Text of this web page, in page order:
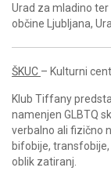
Urad za mladino
občine Ljubljana,
ŠKUC – Kulturni
Klub Tiffany
namenjen GLBTQ
verbalno ali fizično
bifobije,
oblik zatiranj.